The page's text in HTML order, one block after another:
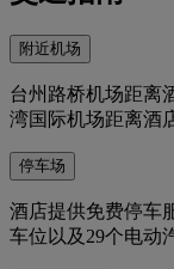
附近机场
台州路桥机场距离
湾国际机场距离酒
停车场
酒店提供免费停车
车位以及29个电动